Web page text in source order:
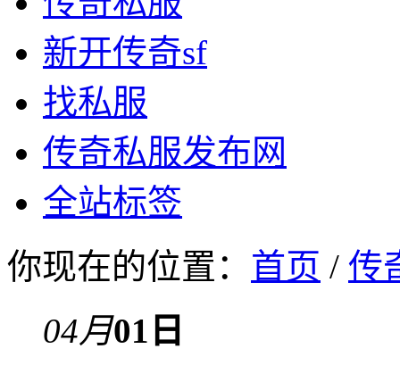
新开传奇sf
找私服
传奇私服发布网
全站标签
你现在的位置： 首页 / 传
04月01日